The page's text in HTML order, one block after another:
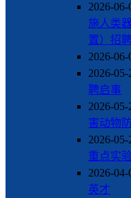
2026-06-
施人类
置）招
2026-06-
2026-05-
聘启事
2026-05-
害动物
2026-05-
重点实
2026-04-
英才